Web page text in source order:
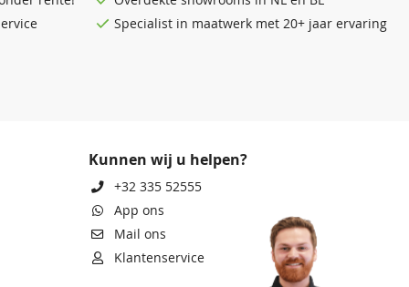
Specialist in maatwerk met 20+ jaar ervaring
Kunnen wij u helpen?
+32 335 52555
App ons
Mail ons
Klantenservice